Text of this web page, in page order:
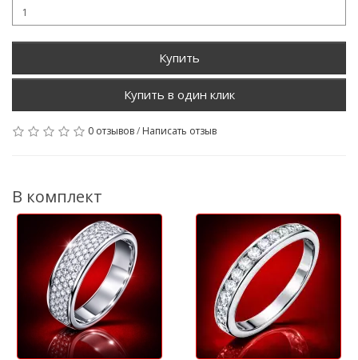
Купить
0 отзывов/ Написать отзыв
В комплект